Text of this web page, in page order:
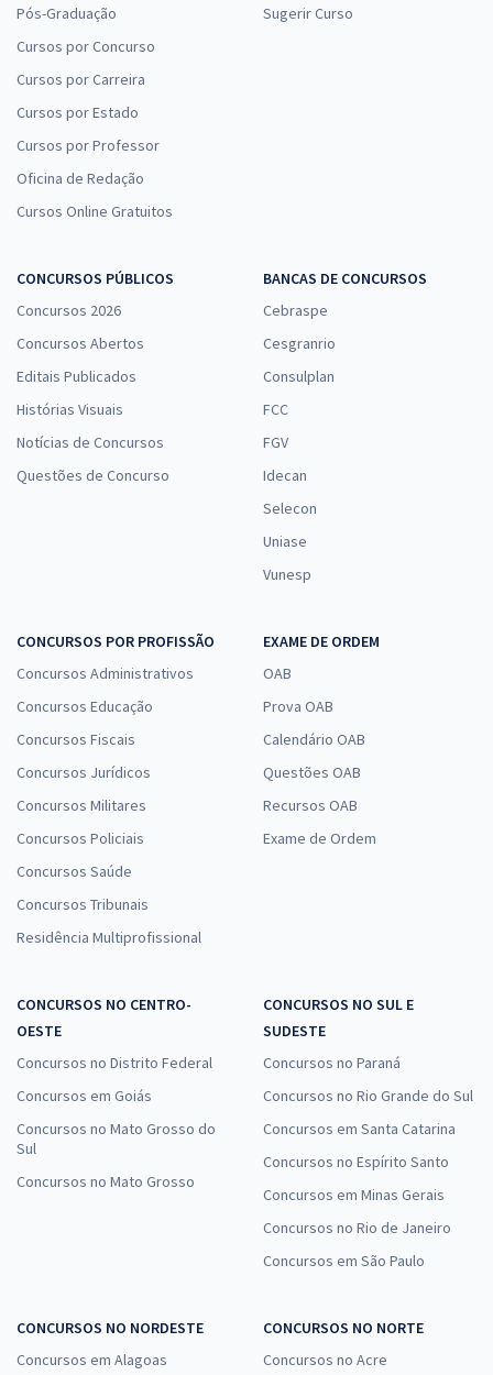
Pós-Graduação
Cursos por Concurso
Cursos por Carreira
Cursos por Estado
Cursos por Professor
Oficina de Redação
Cursos Online Gratuitos
Sugerir Curso
CONCURSOS PÚBLICOS
Concursos 2026
Concursos Abertos
Editais Publicados
Histórias Visuais
Notícias de Concursos
Questões de Concurso
BANCAS DE CONCURSOS
Cebraspe
Cesgranrio
Consulplan
FCC
FGV
Idecan
Selecon
Uniase
Vunesp
CONCURSOS POR PROFISSÃO
Concursos Administrativos
Concursos Educação
Concursos Fiscais
Concursos Jurídicos
Concursos Militares
Concursos Policiais
Concursos Saúde
Concursos Tribunais
Residência Multiprofissional
EXAME DE ORDEM
OAB
Prova OAB
Calendário OAB
Questões OAB
Recursos OAB
Exame de Ordem
CONCURSOS NO CENTRO-
OESTE
Concursos no Distrito Federal
Concursos em Goiás
Concursos no Mato Grosso do
Sul
Concursos no Mato Grosso
CONCURSOS NO SUL E
SUDESTE
Concursos no Paraná
Concursos no Rio Grande do Sul
Concursos em Santa Catarina
Concursos no Espírito Santo
Concursos em Minas Gerais
Concursos no Rio de Janeiro
Concursos em São Paulo
CONCURSOS NO NORDESTE
Concursos em Alagoas
CONCURSOS NO NORTE
Concursos no Acre